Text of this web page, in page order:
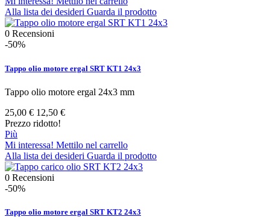
Alla lista dei desideri Guarda il prodotto
0 Recensioni
-50%
Tappo olio motore ergal SRT KT1 24x3
Tappo olio motore ergal 24x3 mm
25,00 € 12,50 €
Prezzo ridotto!
Più
Mi interessa! Mettilo nel carrello
Alla lista dei desideri Guarda il prodotto
0 Recensioni
-50%
Tappo olio motore ergal SRT KT2 24x3